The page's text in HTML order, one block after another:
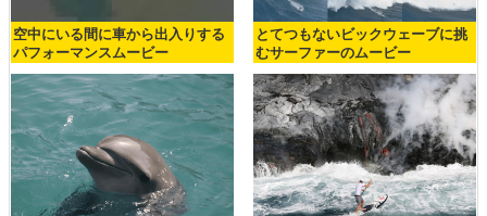
空中にいる間に車から出入りする
パフォーマンスムービー
とてつもないビックウェーブに挑
むサーファーのムービー